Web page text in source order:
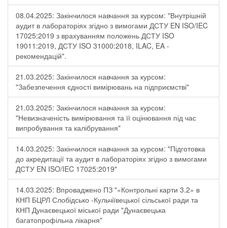
08.04.2025: Закінчилося навчання за курсом: "Внутрішній
аудит в лабораторіях згідно з вимогами ДСТУ EN ISO/IEC
17025:2019 з врахуванням положень ДСТУ ISO
19011:2019, ДСТУ ISO 31000:2018, ILAC, EA -
рекомендацій".
21.03.2025: Закінчилося навчання за курсом:
"Забезпечення єдності вимірювань на підприємстві"
21.03.2025: Закінчилося навчання за курсом:
"Невизначеність вимірювання та її оцінювання під час
випробування та калібрування"
14.03.2025: Закінчилося навчання за курсом: "Підготовка
до акредитації та аудит в лабораторіях згідно з вимогами
ДСТУ EN ISO/IEC 17025:2019"
14.03.2025: Впроваджено ПЗ "«Контрольні карти 3.2» в
КНП БЦРЛ Слобідсько -Кульчіївецької сільської ради та
КНП Дунаєвецької міської ради "Дунаєвецька
багатопрофільна лікарня"